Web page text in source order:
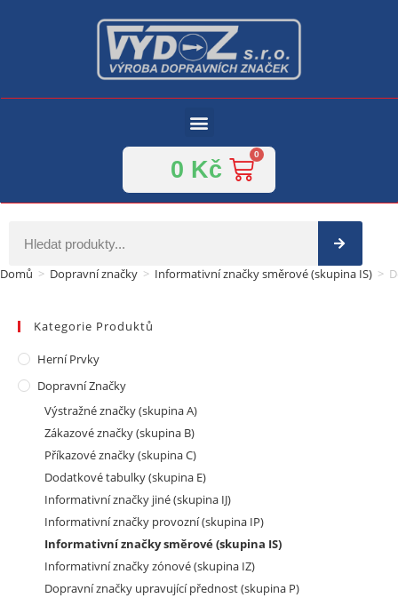
0 Kč
Domů > Dopravní značky > Informativní značky směrové (skupina IS) >
Kategorie Produktů
Herní Prvky
Dopravní Značky
Výstražné značky (skupina A)
Zákazové značky (skupina B)
Příkazové značky (skupina C)
Dodatkové tabulky (skupina E)
Informativní značky jiné (skupina IJ)
Informativní značky provozní (skupina IP)
Informativní značky směrové (skupina IS)
Informativní značky zónové (skupina IZ)
Dopravní značky upravující přednost (skupina P)